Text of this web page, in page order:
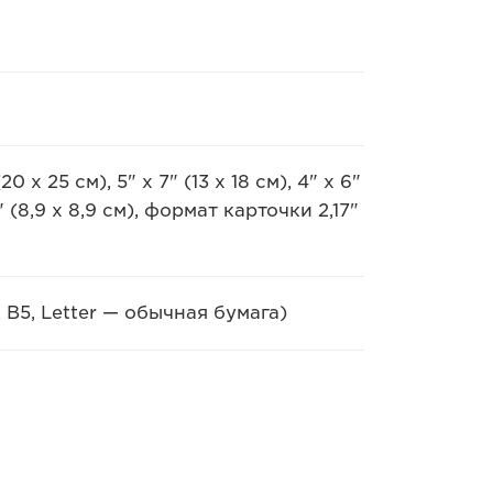
x 25 см), 5" x 7" (13 x 18 см), 4" x 6"
(8,9 x 8,9 см), формат карточки 2,17"
B5, Letter — обычная бумага)